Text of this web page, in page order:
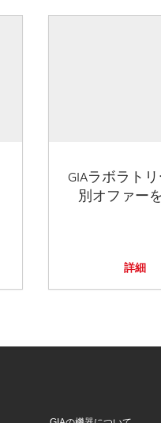
GIAラボラト
別オファー
詳細